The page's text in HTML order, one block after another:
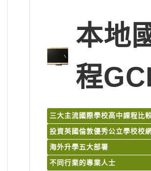
本地
程
三大主流國際學校高中課程比
投資英國倫敦優秀公立學校校
海外升學五大部署
不同行業的專業人士